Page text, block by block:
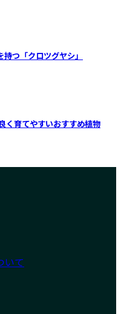
つ「クロツグヤシ」
く育てやすいおすすめ植物
いて